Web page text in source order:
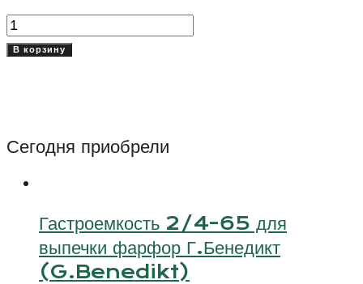
Количество
товара
Бельвю
(Bellevue)
В корзину
Сегодня приобрели
Гастроемкость 2/4-65 для
выпечки фарфор Г.Бенедикт
(G.Benedikt)